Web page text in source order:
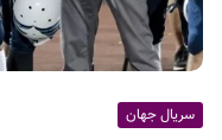
سریال جهان